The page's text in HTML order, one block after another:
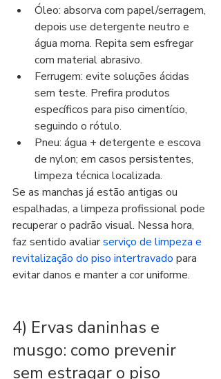
Óleo: absorva com papel/serragem,
depois use detergente neutro e
água morna. Repita sem esfregar
com material abrasivo.
Ferrugem: evite soluções ácidas
sem teste. Prefira produtos
específicos para piso cimentício,
seguindo o rótulo.
Pneu: água + detergente e escova
de nylon; em casos persistentes,
limpeza técnica localizada.
Se as manchas já estão antigas ou
espalhadas, a limpeza profissional pode
recuperar o padrão visual. Nessa hora,
faz sentido avaliar serviço de limpeza e
revitalização do piso intertravado para
evitar danos e manter a cor uniforme.
4) Ervas daninhas e
musgo: como prevenir
sem estragar o piso